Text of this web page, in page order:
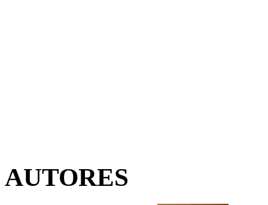
AUTORES